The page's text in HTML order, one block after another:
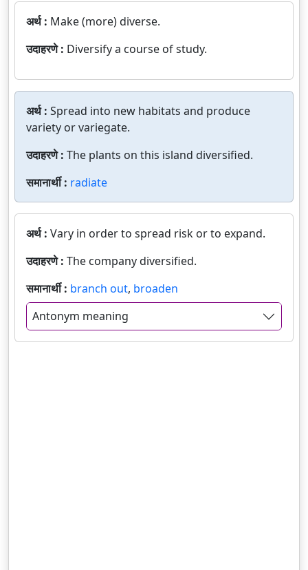
अर्थ : Make (more) diverse.
उदाहरणे : Diversify a course of study.
अर्थ : Spread into new habitats and produce
variety or variegate.
उदाहरणे : The plants on this island diversified.
समानार्थी : radiate
अर्थ : Vary in order to spread risk or to expand.
उदाहरणे : The company diversified.
समानार्थी : branch out, broaden
Antonym meaning